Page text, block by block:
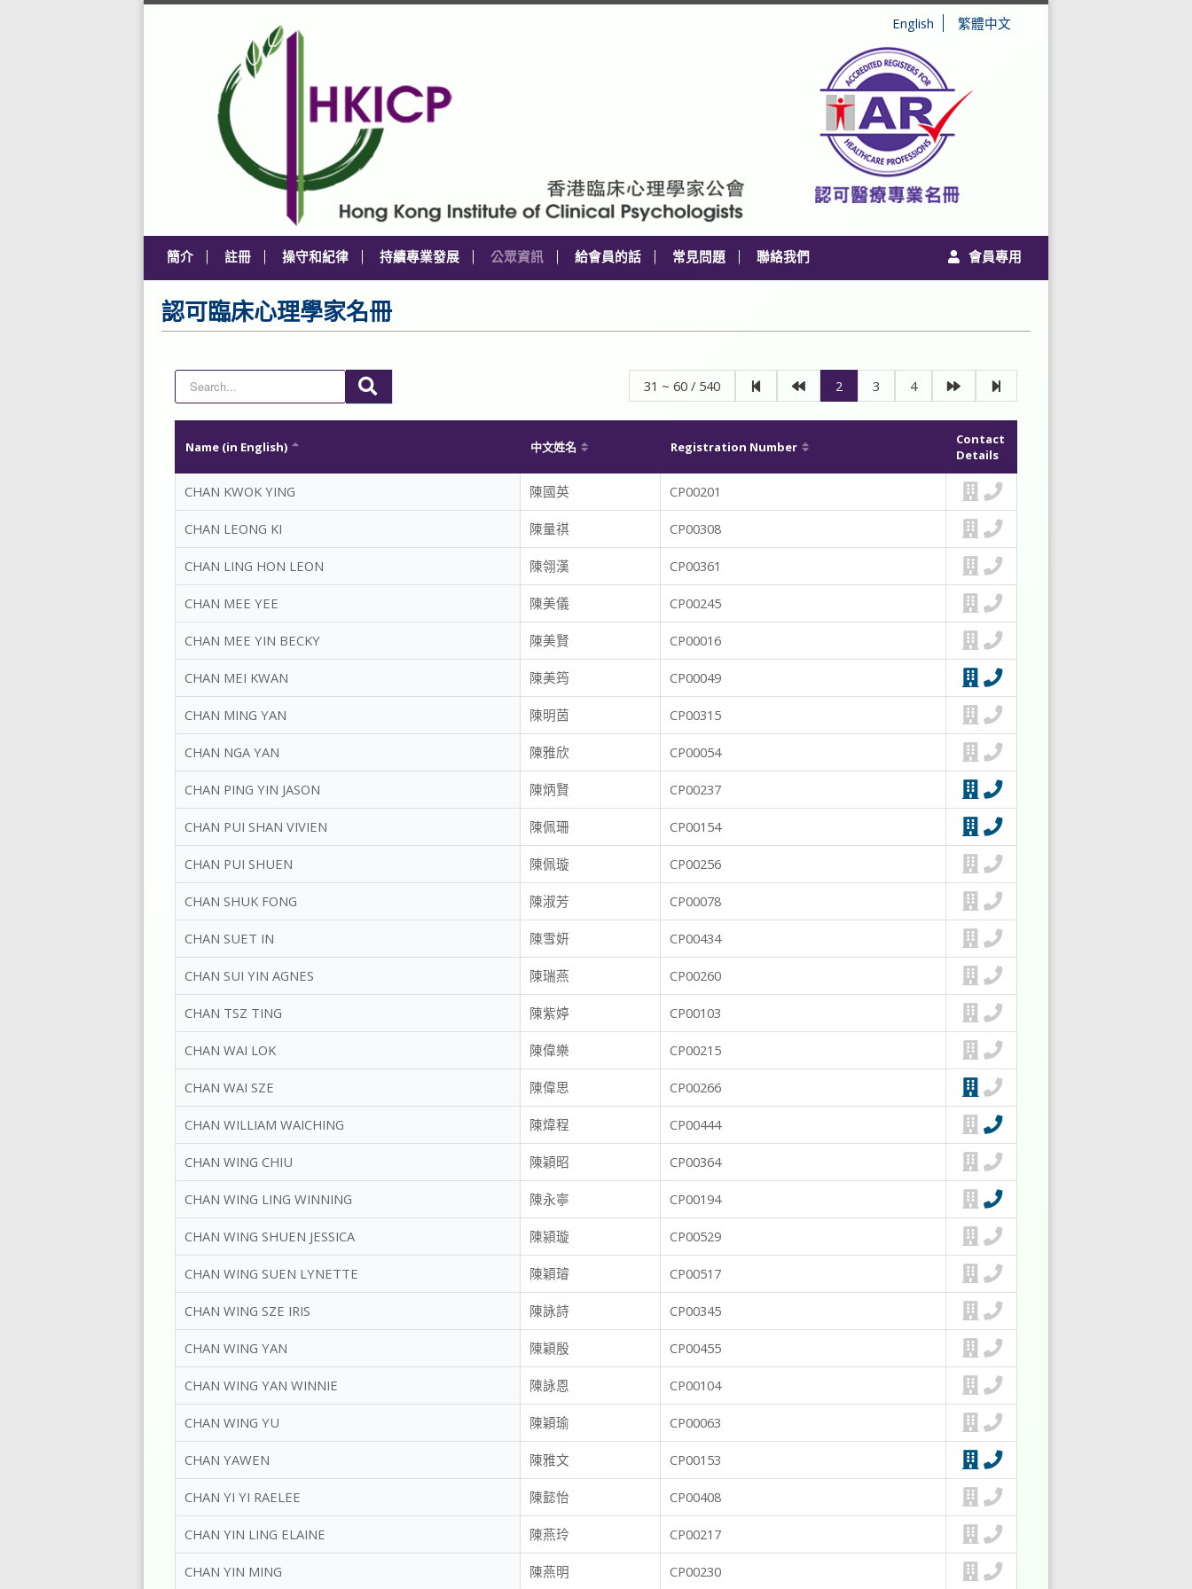
English 繁體中文
簡介 註冊 操守和紀律 持續專業發展 公眾資訊 給會員的話 常見問題 聯絡我們 會員專用
認可臨床心理學家名冊
31 ~ 60 / 540 2 3 4
Name (in English) 中文姓名 Registration Number
Contact
Details
CHAN KWOK YING 陳國英 CP00201
CHAN LEONG KI 陳量祺 CP00308
CHAN LING HON LEON 陳翎漢 CP00361
CHAN MEE YEE 陳美儀 CP00245
CHAN MEE YIN BECKY 陳美賢 CP00016
CHAN MEI KWAN 陳美筠 CP00049
CHAN MING YAN 陳明茵 CP00315
CHAN NGA YAN 陳雅欣 CP00054
CHAN PING YIN JASON 陳炳賢 CP00237
CHAN PUI SHAN VIVIEN 陳佩珊 CP00154
CHAN PUI SHUEN 陳佩璇 CP00256
CHAN SHUK FONG 陳淑芳 CP00078
CHAN SUET IN 陳雪妍 CP00434
CHAN SUI YIN AGNES 陳瑞燕 CP00260
CHAN TSZ TING 陳紫婷 CP00103
CHAN WAI LOK 陳偉樂 CP00215
CHAN WAI SZE 陳偉思 CP00266
CHAN WILLIAM WAICHING 陳煒程 CP00444
CHAN WING CHIU 陳穎昭 CP00364
CHAN WING LING WINNING 陳永寧 CP00194
CHAN WING SHUEN JESSICA 陳潁璇 CP00529
CHAN WING SUEN LYNETTE 陳穎璿 CP00517
CHAN WING SZE IRIS 陳詠詩 CP00345
CHAN WING YAN 陳穎殷 CP00455
CHAN WING YAN WINNIE 陳詠恩 CP00104
CHAN WING YU 陳穎瑜 CP00063
CHAN YAWEN 陳雅文 CP00153
CHAN YI YI RAELEE 陳懿怡 CP00408
CHAN YIN LING ELAINE 陳燕玲 CP00217
CHAN YIN MING 陳燕明 CP00230